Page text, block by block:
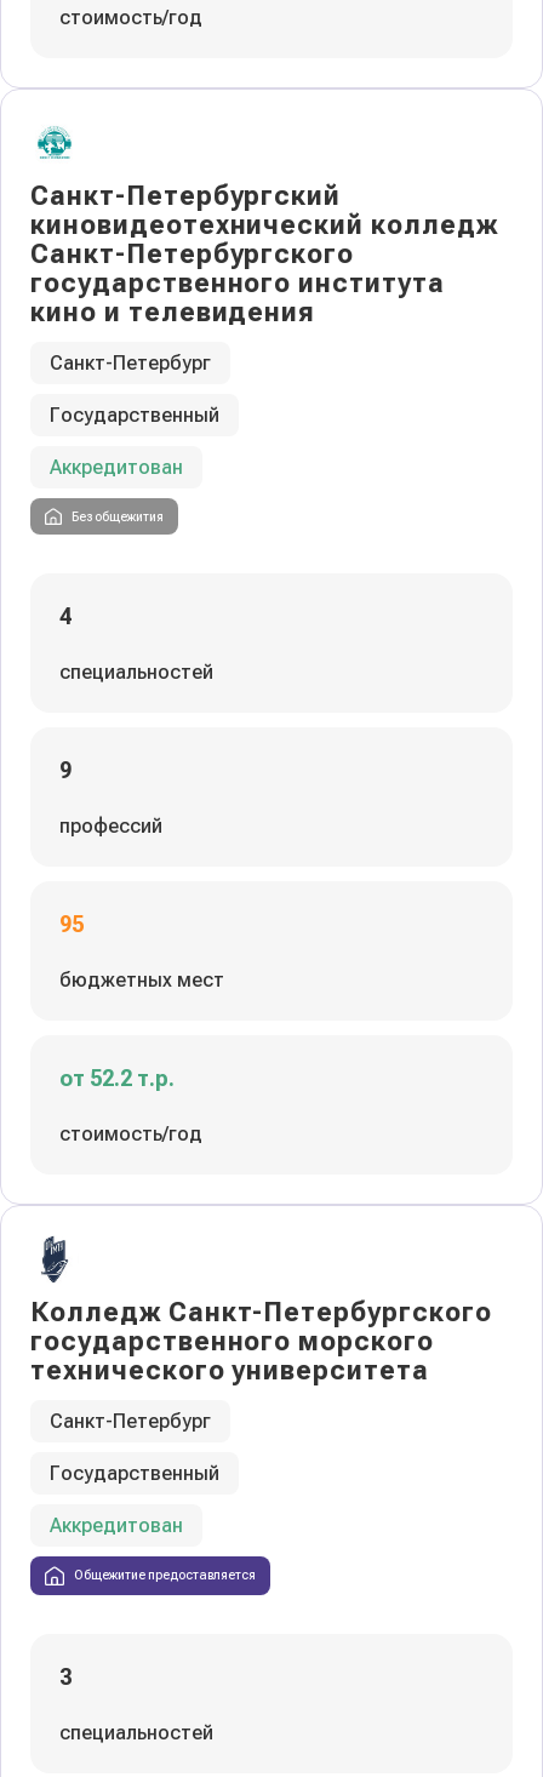
стоимость/год
Санкт-Петербургский
киновидеотехнический колледж
Санкт-Петербургского
государственного института
кино и телевидения
Санкт-Петербург
Государственный
Аккредитован
Без общежития
4
специальностей
9
профессий
95
бюджетных мест
от 52.2 т.р.
стоимость/год
Колледж Санкт-Петербургского
государственного морского
технического университета
Санкт-Петербург
Государственный
Аккредитован
Общежитие предоставляется
3
специальностей